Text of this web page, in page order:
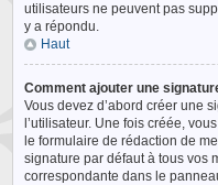
utilisateurs ne peuvent pas
y a répondu.
Haut
Comment ajouter une
Vous devez d’abord créer une
l’utilisateur. Une fois créée,
le formulaire de rédaction de
signature par défaut à tous vos
correspondante dans le